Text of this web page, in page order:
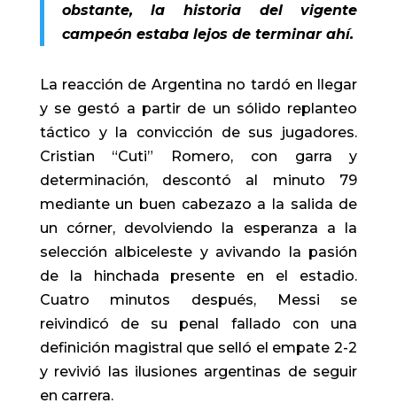
obstante, la historia del vigente
campeón estaba lejos de terminar ahí.
La reacción de Argentina no tardó en llegar
y se gestó a partir de un sólido replanteo
táctico y la convicción de sus jugadores.
Cristian “Cuti” Romero, con garra y
determinación, descontó al minuto 79
mediante un buen cabezazo a la salida de
un córner, devolviendo la esperanza a la
selección albiceleste y avivando la pasión
de la hinchada presente en el estadio.
Cuatro minutos después, Messi se
reivindicó de su penal fallado con una
definición magistral que selló el empate 2-2
y revivió las ilusiones argentinas de seguir
en carrera.